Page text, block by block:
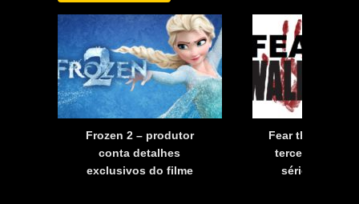
Frozen 2 – produtor
conta detalhes
exclusivos do filme
Fear the
terceira
série já tem